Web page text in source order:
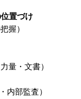
置づけ
握）
量・文書）
内部監査）